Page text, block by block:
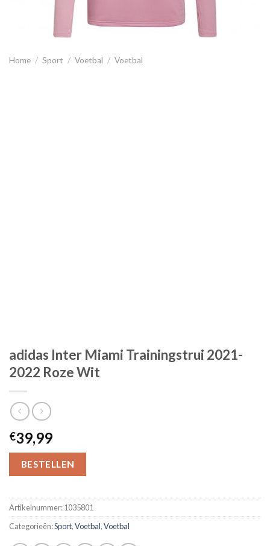
Home / Sport / Voetbal / Voetbal
adidas Inter Miami Trainingstrui 2021-
2022 Roze Wit
€39,99
BESTELLEN
Artikelnummer:1035801
Categorieën:Sport,Voetbal,Voetbal